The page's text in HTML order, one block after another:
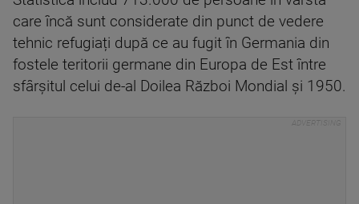
care încă sunt considerate din punct de vedere
tehnic refugiați după ce au fugit în Germania din
fostele teritorii germane din Europa de Est între
sfârșitul celui de-al Doilea Război Mondial și 1950.